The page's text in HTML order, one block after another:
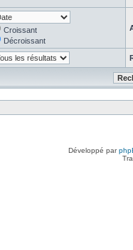
Croissant
Décroissant
Développé par